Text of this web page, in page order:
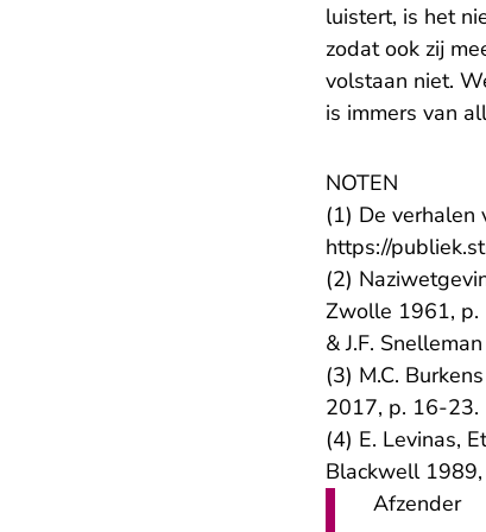
luistert, is het
zodat ook zij
volstaan niet.
is immers van
NOTEN
(1) De verhalen
https://
(2)
Zwolle 1961, p.
& J.F.
(3) M.C.
2017, p. 16-23.
(4) E. Levinas,
Blackwell
Afzender